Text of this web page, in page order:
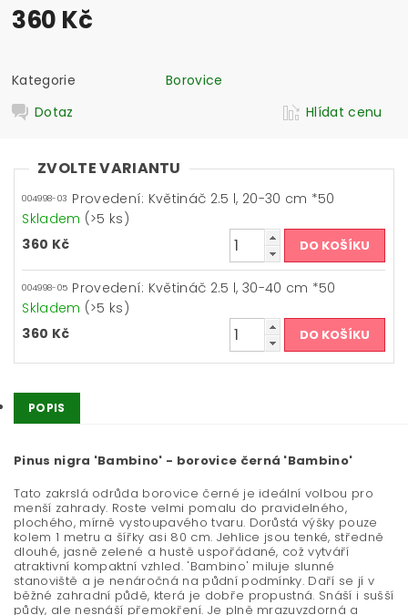
360 Kč
Kategorie
Borovice
Dotaz
Hlídat cenu
ZVOLTE VARIANTU
004998-03 Provedení: Květináč 2.5 l, 20-30 cm *50
Skladem (>5 ks)
360 Kč
004998-05 Provedení: Květináč 2.5 l, 30-40 cm *50
Skladem (>5 ks)
360 Kč
POPIS
Pinus nigra 'Bambino' - borovice černá 'Bambino'
Tato zakrslá odrůda borovice černé je ideální volbou pro
menší zahrady. Roste velmi pomalu do pravidelného,
plochého, mírně vystoupavého tvaru. Dorůstá výšky pouze
kolem 1 metru a šířky asi 80 cm. Jehlice jsou tenké, středně
dlouhé, jasně zelené a hustě uspořádané, což vytváří
atraktivní kompaktní vzhled. 'Bambino' miluje slunné
stanoviště a je nenáročná na půdní podmínky. Daří se jí v
běžné zahradní půdě, která je dobře propustná. Snáší i sušší
půdy, ale nesnáší přemokření. Je plně mrazuvzdorná a